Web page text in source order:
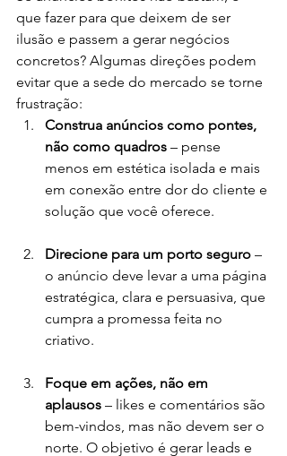
que fazer para que deixem de ser
ilusão e passem a gerar negócios
concretos? Algumas direções podem
evitar que a sede do mercado se torne
frustração:
Construa anúncios como pontes,
não como quadros – pense
menos em estética isolada e mais
em conexão entre dor do cliente e
solução que você oferece.
Direcione para um porto seguro –
o anúncio deve levar a uma página
estratégica, clara e persuasiva, que
cumpra a promessa feita no
criativo.
Foque em ações, não em
aplausos – likes e comentários são
bem-vindos, mas não devem ser o
norte. O objetivo é gerar leads e